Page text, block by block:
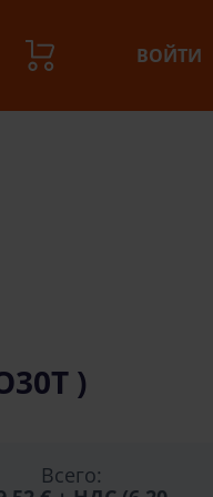
ВОЙТИ
)
Всего: